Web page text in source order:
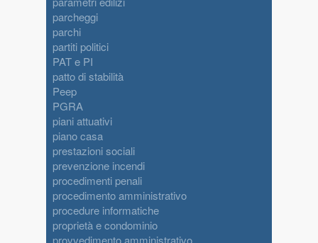
parcheggi
parchi
partiti politici
PAT e PI
patto di stabilità
Peep
PGRA
piani attuativi
piano casa
prestazioni sociali
prevenzione incendi
procedimenti penali
procedimento amministrativo
procedure informatiche
proprietà e condominio